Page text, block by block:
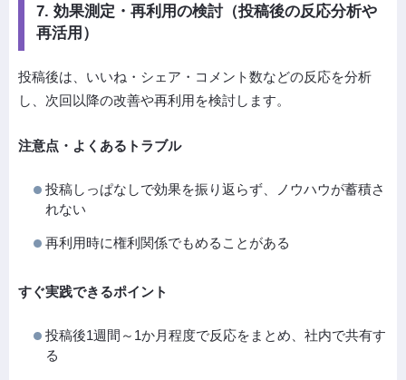
7. 効果測定・再利用の検討（投稿後の反応分析や
再活用）
投稿後は、いいね・シェア・コメント数などの反応を分析
し、次回以降の改善や再利用を検討します。
注意点・よくあるトラブル
投稿しっぱなしで効果を振り返らず、ノウハウが蓄積さ
れない
再利用時に権利関係でもめることがある
すぐ実践できるポイント
投稿後1週間～1か月程度で反応をまとめ、社内で共有す
る